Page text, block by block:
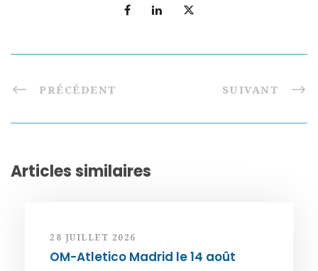
PRÉCÉDENT SUIVANT
Articles similaires
28 JUILLET 2026
OM-Atletico Madrid le 14 août